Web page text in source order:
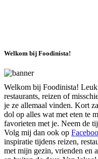
Welkom bij Foodinista!
Welkom bij Foodinista!
restaurants, reizen of
je ze allemaal vinden. Kort
dol op alles wat met eten te
favorieten met je. Neem de
Volg mij dan ook op
inspiratie tijdens reizen,
met mijn gezin, vrienden en